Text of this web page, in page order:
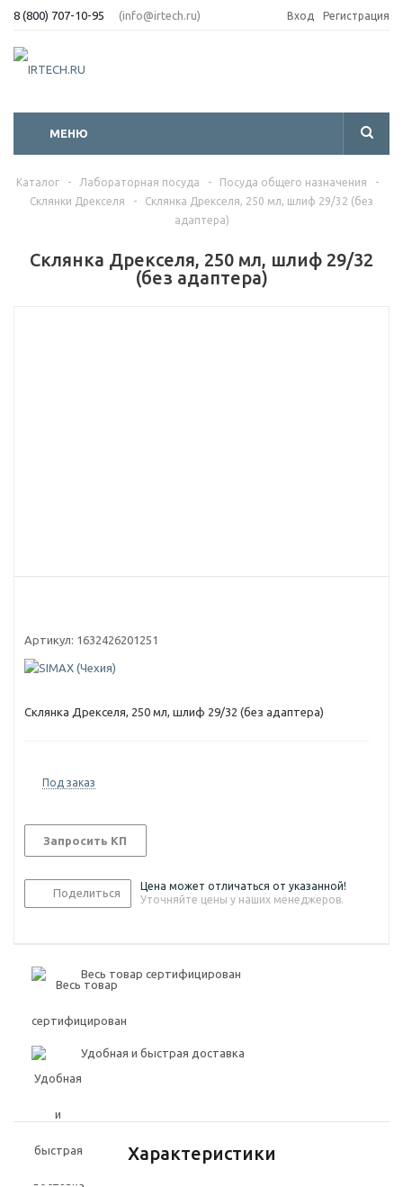
8 (800) 707-10-95 (info@irtech.ru) Вход Регистрация
МЕНЮ
Каталог - Лабораторная посуда - Посуда общего назначения
-
Склянки Дрекселя
-
Склянка Дрекселя, 250 мл, шлиф 29/32 (без
адаптера)
Склянка Дрекселя, 250 мл, шлиф 29/32
(без адаптера)
Артикул: 1632426201251
Склянка Дрекселя, 250 мл, шлиф 29/32 (без адаптера)
Под заказ
Запросить КП
Поделиться
Цена может отличаться от указанной!
Уточняйте цены у наших менеджеров.
Весь товар сертифицирован
Удобная и быстрая доставка
Характеристики